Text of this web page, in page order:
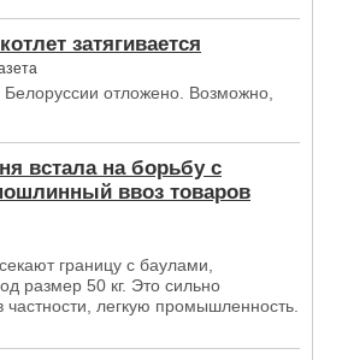
затягивается
отложено. Возможно,
встала на борьбу с
ввоз товаров
границу с баулами,
размер 50 кг. Это сильно
частности, легкую промышленность.